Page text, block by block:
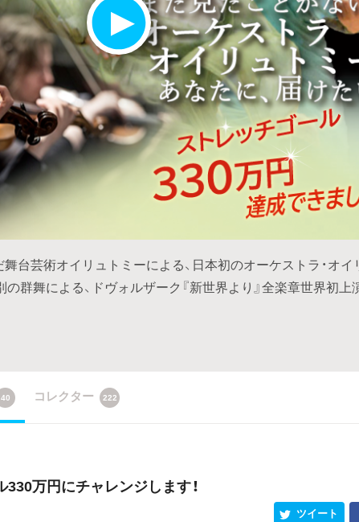
台芸術オイリュトミーによる、日本初のオーケストラ・オ
群舞による、ドヴォルザーク『新世界より』全楽章世界初上
40 コレクター 222
330万円にチャレンジします！
ツイート